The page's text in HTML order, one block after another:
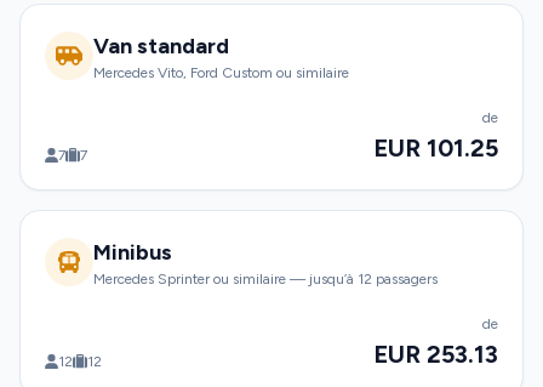
Van standard
Mercedes Vito, Ford Custom ou similaire
7 7
de
EUR 101.25
Minibus
Mercedes Sprinter ou similaire — jusqu’à 12 passagers
12 12
de
EUR 253.13